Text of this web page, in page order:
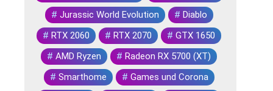
# Jurassic World Evolution # Diablo
# RTX 2060 # RTX 2070 # GTX 1650
# AMD Ryzen # Radeon RX 5700 (XT)
# Smarthome # Games und Corona